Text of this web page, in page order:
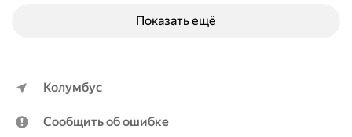
Показать ещё
Колумбус
Сообщить об ошибке